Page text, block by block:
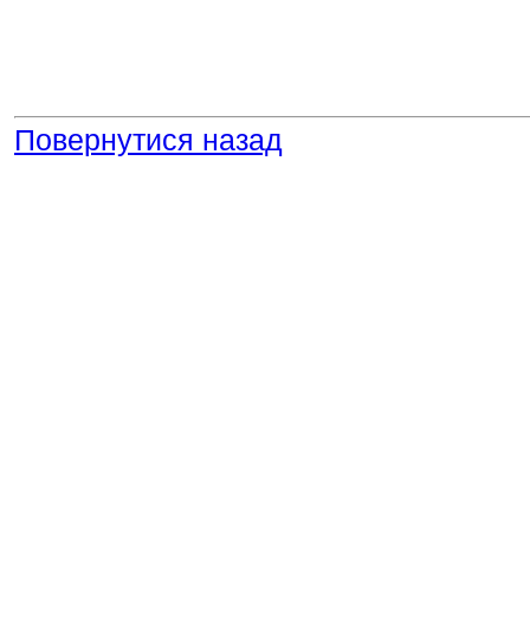
Повернутися назад